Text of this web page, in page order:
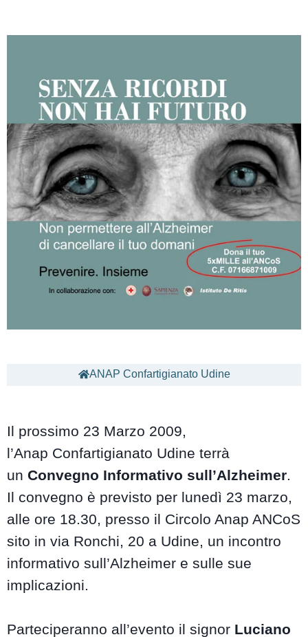
ANAP Confartigianato Udine
Il prossimo 23 Marzo 2009,
l’Anap Confartigianato Udine terrà
un Convegno Informativo sull’Alzheimer.
Il convegno è previsto per lunedì 23 marzo,
alle ore 18.30, presso il Circolo Anap ANCoS
sito in via Ronchi, 20 a Udine, un incontro
informativo sull’Alzheimer e sulle sue
implicazioni.
Parteciperanno all’evento il signor Luciano